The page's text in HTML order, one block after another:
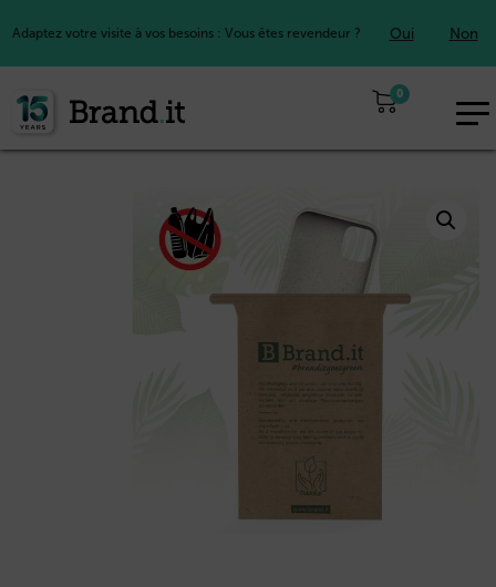
Adaptez votre visite à vos besoins : Vous êtes revendeur ? Oui Non
0
FR